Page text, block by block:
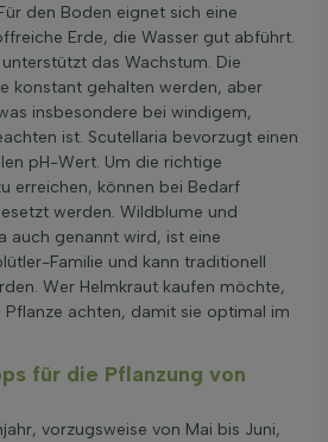
den Boden eignet sich eine
Erde, die Wasser gut abführt.
das Wachstum. Die
konstant gehalten werden, aber
insbesondere bei windigem,
ist. Scutellaria bevorzugt einen
pH-Wert. Um die richtige
erreichen, können bei Bedarf
werden. Wildblume und
auch genannt wird, ist eine
Familie und kann traditionell
Wer Helmkraut kaufen möchte,
achten, damit sie optimal im
für die Pflanzung von
vorzugsweise von Mai bis Juni,